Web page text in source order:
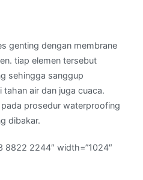
genting dengan membrane
tiap elemen tersebut
sehingga sanggup
air dan juga cuaca.
prosedur waterproofing
dibakar.
8822 2244″ width=”1024″